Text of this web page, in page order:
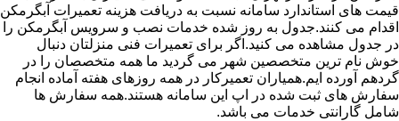
قیمت های استاندارد سامانه نسبت به دریافت هزینه تعمیرات آبگرمکن
اقدام می کنند.جدول به روز شده خدمات نصب و سرویس آبگرمکن را
در جدول مشاهده می کنید.اگر برای تعمیرات فنی منزلتان دنبال
خوش نام ترین متخصصین شهر می گردید ما همه متخصصان را در
گردهم آورده ایم.همیاران تعمیرکار در همه روزهای هفته آماده انجام
سفارش های ثبت شده در اپ این سامانه هستند.همه سفارش ها
شامل گارانتی خدمات می باشد.